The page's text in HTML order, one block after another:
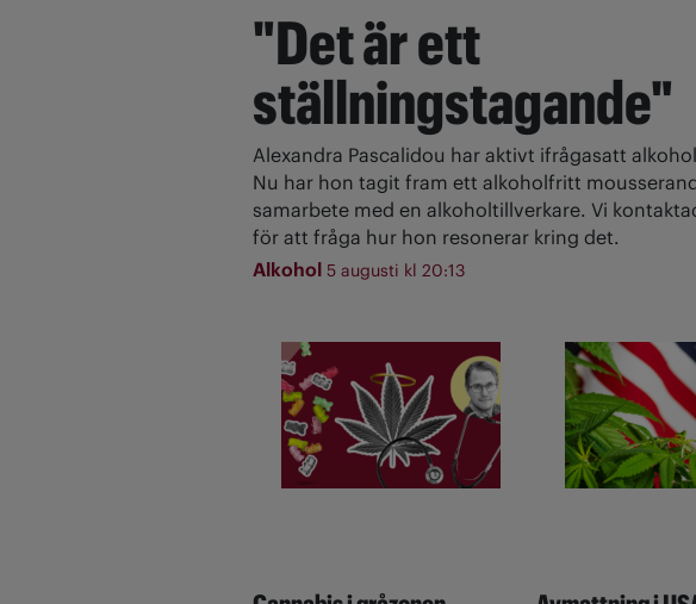
"Det är ett
ställningstagande"
Alexandra Pascalidou har aktivt ifrågasatt
Nu har hon tagit fram ett alkoholfritt
samarbete med en alkoholtillverkare. Vi
för att fråga hur hon resonerar kring det.
Alkohol 5 augusti kl 20:13